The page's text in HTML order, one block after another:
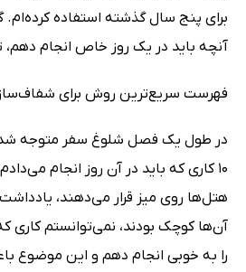
برای پنج سال گذشته استفاده
آنچه باید در یک روز خاص انجام دهم،
فهرست سریع‌ترین روش برای
10 کاری که باید در آن روز انجام
هتل‌ها روی میز قرار می‌دهند،
آن‌ها کوچک بودند، نمی‌توانستم کاری
را به خوبی انجام دهم و این موضوع